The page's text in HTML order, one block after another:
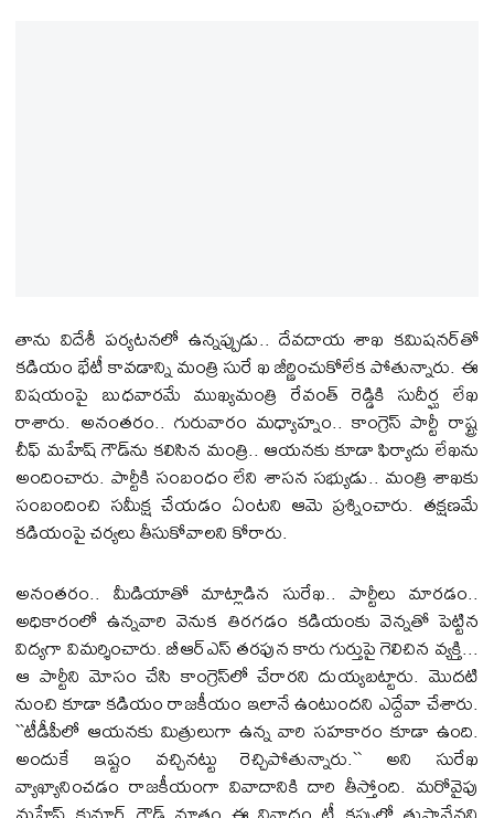
తాను విదేశీ ప‌ర్య‌ట‌న‌లో ఉన్న‌ప్పుడు.. దేవ‌దాయ శాఖ క‌మిష‌న‌ర్‌తో
క‌డియం భేటీ కావడాన్ని మంత్రి సురే ఖ జీర్ణించుకోలేక పోతున్నారు. ఈ
విష‌యంపై బుధ‌వార‌మే ముఖ్య‌మంత్రి రేవంత్ రెడ్డికి సుదీర్ఘ లేఖ
రాశారు. అనంత‌రం.. గురువారం మ‌ధ్యాహ్నం.. కాంగ్రెస్ పార్టీ రాష్ట్ర
చీఫ్ మ‌హేష్ గౌడ్‌ను క‌లిసిన మంత్రి.. ఆయ‌న‌కు కూడా ఫిర్యాదు లేఖ‌ను
అందించారు. పార్టీకి సంబంధం లేని శాస‌న స‌భ్యుడు.. మంత్రి శాఖ‌కు
సంబందించి స‌మీక్ష చేయ‌డం ఏంట‌ని ఆమె ప్ర‌శ్నించారు. త‌క్ష‌ణ‌మే
క‌డియంపై చ‌ర్య‌లు తీసుకోవాల‌ని కోరారు.
అనంత‌రం.. మీడియాతో మాట్లాడిన సురేఖ‌.. పార్టీలు మార‌డం..
అధికారంలో ఉన్న‌వారి వెనుక తిర‌గ‌డం క‌డియంకు వెన్న‌తో పెట్టిన
విద్య‌గా విమ‌ర్శించారు. బీఆర్‌ఎస్ త‌ర‌ఫున కారు గుర్తుపై గెలిచిన వ్యక్తి...
ఆ పార్టీని మోసం చేసి కాంగ్రెస్‌లో చేరారని దుయ్య‌బ‌ట్టారు. మొదటి
నుంచి కూడా కడియం రాజకీయం ఇలానే ఉంటుందని ఎద్దేవా చేశారు.
``టీడీపీలో ఆయనకు మిత్రులుగా ఉన్న వారి సహకారం కూడా ఉంది.
అందుకే ఇష్టం వచ్చినట్టు రెచ్చిపోతున్నారు.`` అని సురేఖ
వ్యాఖ్యానించ‌డం రాజ‌కీయంగా వివాదానికి దారి తీస్తోంది. మ‌రోవైపు